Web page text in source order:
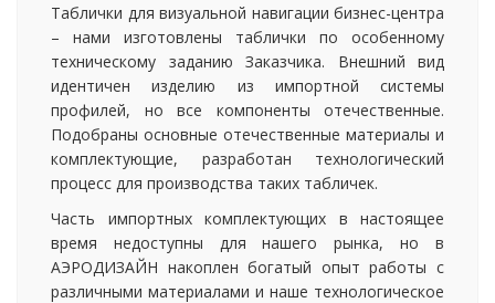
Таблички для визуальной навигации бизнес-центра
– нами изготовлены таблички по особенному
техническому заданию Заказчика. Внешний вид
идентичен изделию из импортной системы
профилей, но все компоненты отечественные.
Подобраны основные отечественные материалы и
комплектующие, разработан технологический
процесс для производства таких табличек.
Часть импортных комплектующих в настоящее
время недоступны для нашего рынка, но в
АЭРОДИЗАЙН накоплен богатый опыт работы с
различными материалами и наше технологическое